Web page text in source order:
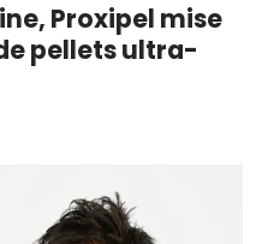
Proxipel mise
pellets ultra-